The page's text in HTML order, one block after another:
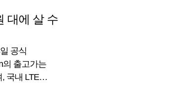
대에 살 수
공식
의 출고가는
국내 LTE
시 J3(2016)의